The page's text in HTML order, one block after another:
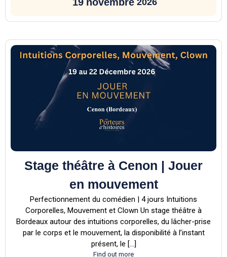
19 novembre 2026
Stage théâtre à Cenon | Jouer
en mouvement
Perfectionnement du comédien | 4 jours Intuitions
Corporelles, Mouvement et Clown Un stage théâtre à
Bordeaux autour des intuitions corporelles, du lâcher-prise
par le corps et le mouvement, la disponibilité à l’instant
présent, le […]
Find out more